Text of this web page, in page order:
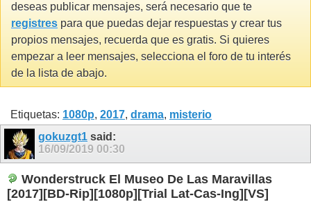
deseas publicar mensajes, será necesario que te
registres para que puedas dejar respuestas y crear tus
propios mensajes, recuerda que es gratis. Si quieres
empezar a leer mensajes, selecciona el foro de tu interés
de la lista de abajo.
Etiquetas: 1080p, 2017, drama, misterio
gokuzgt1 said:
16/09/2019 00:30
Wonderstruck El Museo De Las Maravillas
[2017][BD-Rip][1080p][Trial Lat-Cas-Ing][VS]